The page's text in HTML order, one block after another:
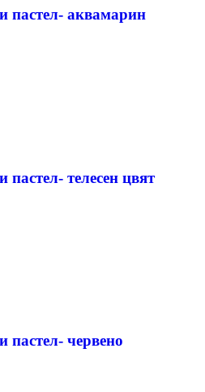
пастел- аквамарин
телесен цвят
червено